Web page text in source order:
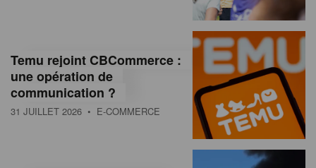
M
a
g
Temu rejoint CBCommerce :
une opération de
communication ?
31 JUILLET 2026 • E-COMMERCE